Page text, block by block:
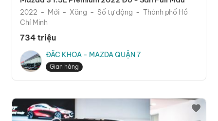
2022 Mới Xăng Số tự động
Thành phố Hồ
Chí Minh
734 triệu
ĐẮC KHOA - MAZDA QUẬN 7
Gian hàng